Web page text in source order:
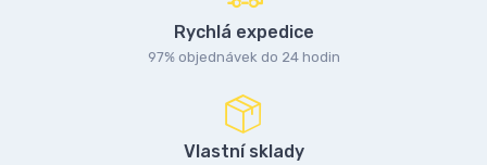
Rychlá expedice
97% objednávek do 24 hodin
Vlastní sklady